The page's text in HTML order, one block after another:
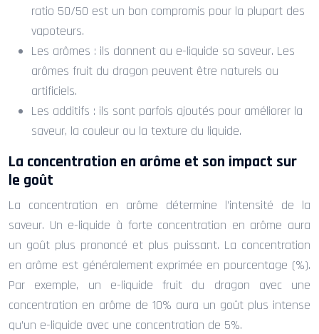
ratio 50/50 est un bon compromis pour la plupart des
vapoteurs.
Les arômes : ils donnent au e-liquide sa saveur. Les
arômes fruit du dragon peuvent être naturels ou
artificiels.
Les additifs : ils sont parfois ajoutés pour améliorer la
saveur, la couleur ou la texture du liquide.
La concentration en arôme et son impact sur
le goût
La concentration en arôme détermine l’intensité de la
saveur. Un e-liquide à forte concentration en arôme aura
un goût plus prononcé et plus puissant. La concentration
en arôme est généralement exprimée en pourcentage (%).
Par exemple, un e-liquide fruit du dragon avec une
concentration en arôme de 10% aura un goût plus intense
qu’un e-liquide avec une concentration de 5%.